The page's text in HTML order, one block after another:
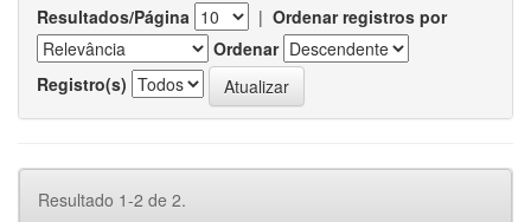
Resultados/Página | Ordenar registros por
Ordenar
Registro(s)
Resultado 1-2 de 2.